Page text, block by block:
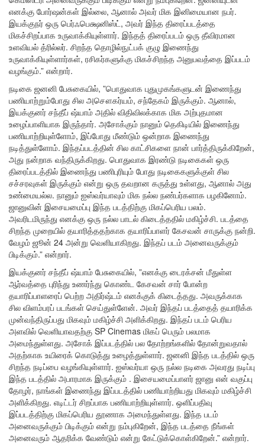
எனக்கு போர்ஷன்கள் இல்லை, ஆனால் அவர் மிக இனிமையான நபர்.
இயக்குநர் ஒரு பெர்ஃபெக்ஷனிஸ்ட், அவர் இந்த திரைப்படத்தை
மிகச்சிறப்பாக உருவாக்கியுள்ளார். இந்தத் திரைப்படம் ஒரு தீவிரமான
உளவியல் த்ரில்லர். சிறந்த தொழில்நுட்பக் குழு இணைந்து
உருவாக்கியுள்ளார்கள், ரசிகர்களுக்கு மிகச்சிறந்த அனுபவத்தை இப்படம்
வழங்கும்.” என்றார்.
நடிகை ஜனனி பேசுகையில், ”பொதுவாக புதுமுகங்களுடன் இணைந்து
பணியாற்றும்போது சில அசௌகர்யம், சந்தேகம் இருக்கும். ஆனால்,
இயக்குனர் சந்தீப் ஷ்யாம் அதில் விதிவிலக்காக மிக அற்புதமான
உழைப்பாளியாக இருந்தார். அசோக்கும் நானும் தெகிடியில் இணைந்து
பணியாற்றியுள்ளோம், இப்போது மீண்டும் ஒன்றாக இணைந்து
நடித்துள்ளோம். இந்தப்படத்தின் சில காட்சிகளை நான் பார்த்திருக்கிறேன்,
அது நன்றாக வந்திருக்கிறது. பொதுவாக இரண்டு நடிகைகள் ஒரு
திரைப்படத்தில் இணைந்து பணிபுரியும் போது நடிகைகளுக்குள் சில
சச்சரவுகள் இருக்கும் என்று ஒரு தவறான கருத்து உள்ளது, ஆனால் அது
உண்மையல்ல. நானும் ஐஸ்வர்யாவும் மிக நல்ல நண்பர்களாக பழகினோம்.
ஜானுவின் இசையமைப்பு இந்த படத்திற்கு மிகப்பெரிய பலம்.
அவரிடமிருந்து எனக்கு ஒரு நல்ல பாடல் கிடைத்ததில் மகிழ்ச்சி. படத்தை
சிறந்த முறையில் தயாரித்ததற்காக தயாரிப்பாளர் கேசவன் சாருக்கு நன்றி.
வேழம் ஜூன் 24 அன்று வெளியாகிறது. இந்தப் படம் அனைவருக்கும்
பிடிக்கும்.” என்றார்.
இயக்குனர் சந்தீப் ஷ்யாம் பேசுகையில், ”எனக்கு டைரக்சன் மீதுள்ள
ஆர்வத்தை புரிந்து உணர்ந்து கொண்ட கேசவன் சார் போன்ற
தயாரிப்பாளரைப் பெற்ற அதிர்ஷ்டம் எனக்குக் கிடைத்தது. அவருக்காக
சில விளம்பரப் படங்கள் செய்துள்ளேன். அவர் இந்தப் படத்தைத் தயாரிக்க
முன்வந்திருப்பது மிகவும் மகிழ்ச்சி அளிக்கிறது. இந்தப் படம் பெரிய
அளவில் வெளியாவதற்கு SP Cinemas மிகப் பெரும் பலமாக
அமைந்துள்ளது. அசோக் இப்படத்தில் பல தோற்றங்களில் தோன்றுவதால்
அதற்காக உயிரைக் கொடுத்து உழைத்துள்ளார். ஜனனி இந்த படத்தில் ஒரு
சிறந்த நடிப்பை வழங்கியுள்ளார். ஐஸ்வர்யா ஒரு நல்ல நடிகை அவரது நடிப்பு
இந்த படத்தில் அபாரமாக இருக்கும் . இசையமைப்பாளர் ஜானு என் வகுப்பு
தோழர், நாங்கள் இணைந்து இப்படத்தில் பணியாற்றியது மிகவும் மகிழ்ச்சி
அளிக்கிறது. எடிட்டர் சிறப்பாக பணியாற்றியுள்ளார். ஒளிப்பதிவு
இப்படத்திற்கு மிகப்பெரிய தூணாக அமைந்துள்ளது. இந்த படம்
அனைவருக்கும் பிடிக்கும் என்று நம்புகிறேன், இந்த படத்தை நீங்கள்
அனைவரும் ஆதரிக்க வேண்டும் என்று கேட்டுக்கொள்கிறேன்.” என்றார்.